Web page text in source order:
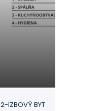
2-IZBOVÝ BYT